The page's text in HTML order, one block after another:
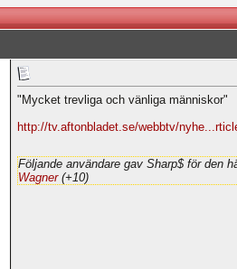
"Mycket trevliga och vänliga människor"
http://tv.aftonbladet.se/webbtv/
Följande användare gav Sharp$ för den
Wagner(+10)